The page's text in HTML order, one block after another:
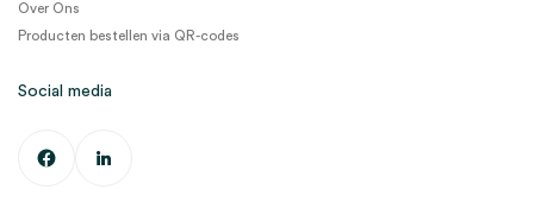
Over Ons
Producten bestellen via QR-codes
Social media